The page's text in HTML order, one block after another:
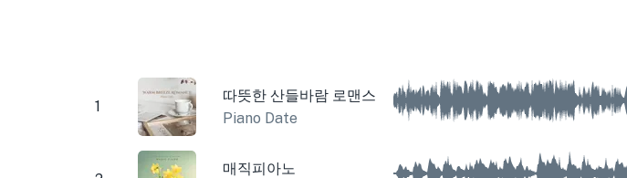
1
따뜻한 산들바람 로맨스
Piano Date
매직피아노